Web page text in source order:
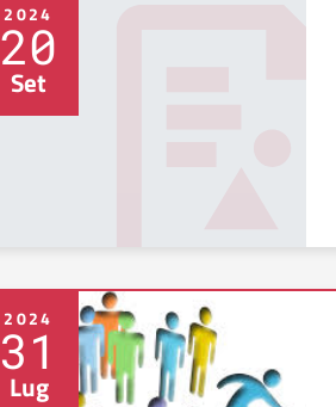
2024
20
Set
2024
31
Lug